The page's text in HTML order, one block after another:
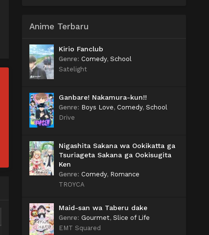
Anime Terbaru
Kirio Fanclub
Genre: Comedy, School
Satelight
Ganbare! Nakamura-kun!!
Genre: Boys Love, Comedy, School
Drive
Nigashita Sakana wa Ookikatta ga
Tsuriageta Sakana ga Ookisugita
Ken
Genre: Comedy, Romance
TROYCA
Maid-san wa Taberu dake
Genre: Gourmet, Slice of Life
EMT Squared